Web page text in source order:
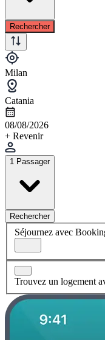
Rechercher
Milan
Catania
08/08/2026
+ Revenir
1 Passager
Rechercher
Séjournez avec
Trouvez un logement